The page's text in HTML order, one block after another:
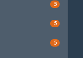
5
5
5